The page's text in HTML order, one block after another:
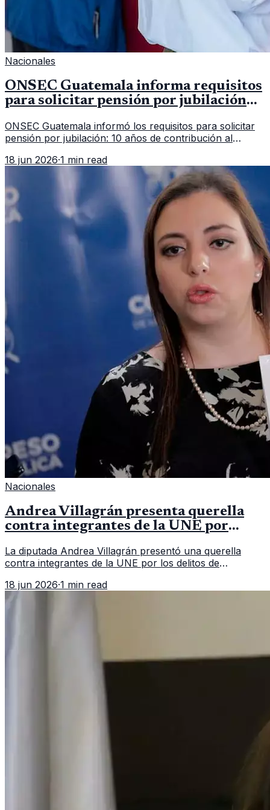
Nacionales
ONSEC Guatemala informa requisitos
para solicitar pensión por jubilación
ONSEC Guatemala informó los requisitos para solicitar
pensión por jubilación: 10 años de contribución al
importar edad.
18 jun 2026·1 min read
Nacionales
Andrea Villagrán presenta querella
contra integrantes de la UNE por
La diputada Andrea Villagrán presentó una querella
contra integrantes de la UNE por los delitos de
18 jun 2026·1 min read